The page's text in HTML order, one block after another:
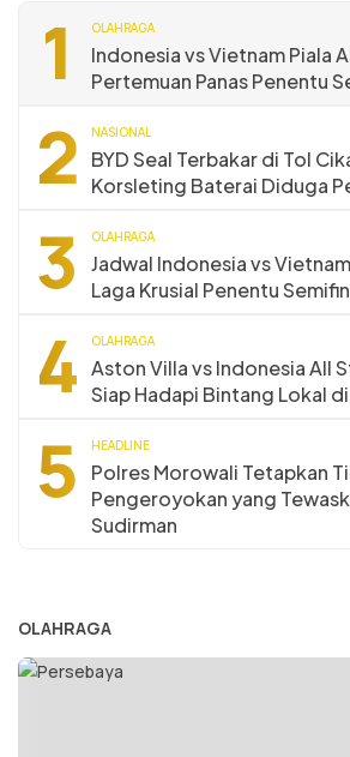
1 OLAHRAGA
Indonesia vs Vietnam Piala
Pertemuan Panas Penentu
2 NASIONAL
BYD Seal Terbakar di Tol
Korsleting Baterai Diduga
3 OLAHRAGA
Jadwal Indonesia vs
Laga Krusial Penentu
4 OLAHRAGA
Aston Villa vs Indonesia All
Siap Hadapi Bintang Lokal di
5 HEADLINE
Polres Morowali Tetapkan
Pengeroyokan yang
Sudirman
OLAHRAGA